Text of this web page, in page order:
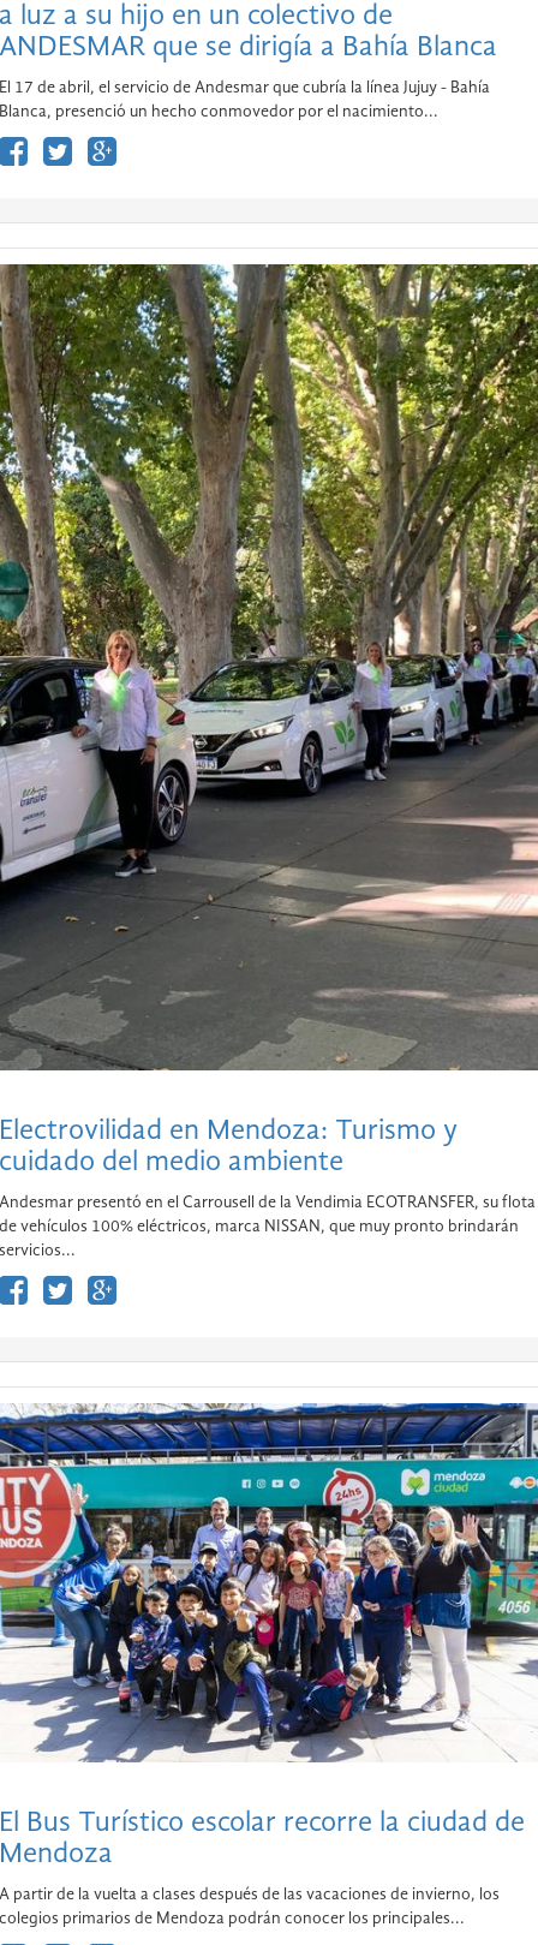
a luz a su hijo en un colectivo de
ANDESMAR que se dirigía a Bahía Blanca
El 17 de abril, el servicio de Andesmar que cubría la línea Jujuy - Bahía
Blanca, presenció un hecho conmovedor por el nacimiento...
Electrovilidad en Mendoza: Turismo y
cuidado del medio ambiente
Andesmar presentó en el Carrousell de la Vendimia ECOTRANSFER, su flota
de vehículos 100% eléctricos, marca NISSAN, que muy pronto brindarán
servicios...
El Bus Turístico escolar recorre la ciudad de
Mendoza
A partir de la vuelta a clases después de las vacaciones de invierno, los
colegios primarios de Mendoza podrán conocer los principales...